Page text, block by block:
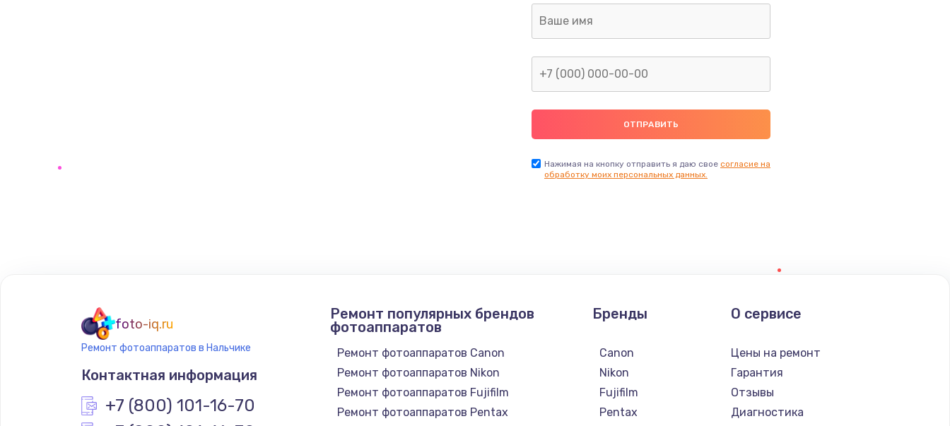
Нажимая на кнопку отправить я даю свое согласие на
обработку моих персональных данных.
foto-iq.ru
Ремонт фотоаппаратов в Нальчике
Контактная информация
+7 (800) 101-16-70
Ремонт популярных брендов
фотоаппаратов
Ремонт фотоаппаратов Canon
Ремонт фотоаппаратов Nikon
Ремонт фотоаппаратов Fujifilm
Ремонт фотоаппаратов Pentax
Бренды
Canon
Nikon
Fujifilm
Pentax
О сервисе
Цены на ремонт
Гарантия
Отзывы
Диагностика